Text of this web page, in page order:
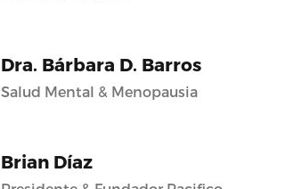
Dra. Bárbara D. Barros
Salud Mental & Menopausia
Brian Díaz